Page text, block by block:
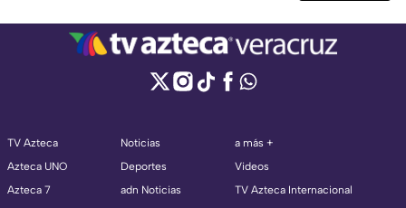
TV Azteca
Azteca UNO
Azteca 7
Noticias
Deportes
adn Noticias
a más +
Videos
TV Azteca Internacional